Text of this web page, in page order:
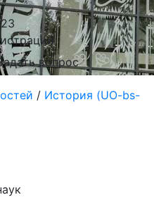
вопрос
/ История (UO-bs-